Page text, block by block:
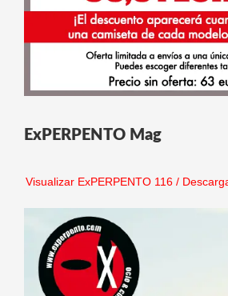
ExPERPENTO Mag
Visualizar ExPERPENTO 116/